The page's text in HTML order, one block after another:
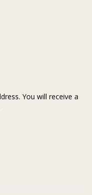
You will receive a